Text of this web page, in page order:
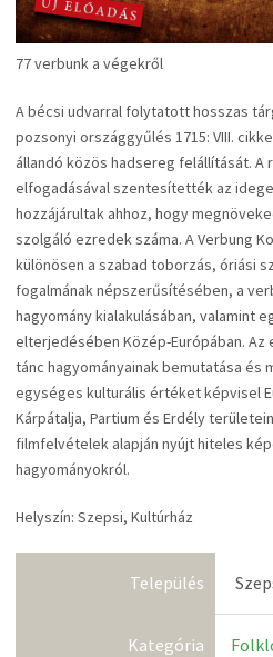
77 verbunk a végekről
A bécsi udvarral folytatott hosszas
pozsonyi országgyűlés 1715: VIII.
állandó közös hadsereg felállítását. A
elfogadásával szentesítették az
hozzájárultak ahhoz, hogy
szolgáló ezredek száma. A Verbung
különösen a szabad toborzás, óriási
fogalmának népszerűsítésében, a
hagyomány kialakulásában, valamint
elterjedésében Közép-Európában. Az
tánc hagyományainak bemutatása és
egységes kulturális értéket képvisel
Kárpátalja, Partium és Erdély
filmfelvételek alapján nyújt hiteles
hagyományokról.
Helyszín: Szepsi, Kultúrház
Település
Kategória